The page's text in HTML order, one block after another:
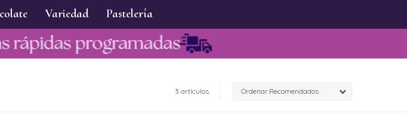
Variedad Pastelería
3 artículos Recomendados